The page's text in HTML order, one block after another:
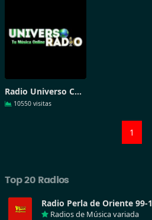
Radio Universo Coatepeque
10550 visitas
1
Top 20 Radios
Radio Perla de Oriente 99-1
Radios de Música variada